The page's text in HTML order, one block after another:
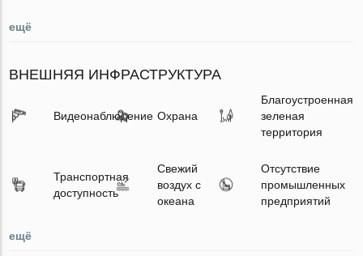
ещё
ВНЕШНЯЯ ИНФРАСТРУКТУРА
Видеонаблюдение Охрана
Благоустроенная
зеленая
территория
Транспортная
доступность
Свежий
воздух с
океана
Отсутствие
промышленных
предприятий
ещё